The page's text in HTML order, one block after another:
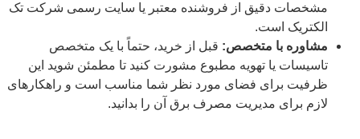
مشخصات دقیق از فروشنده معتبر یا سایت رسمی شرکت تک
الکتریک است.
مشاوره با متخصص: قبل از خرید، حتماً با یک متخصص
تاسیسات یا تهویه مطبوع مشورت کنید تا مطمئن شوید این
ظرفیت برای فضای مورد نظر شما مناسب است و راهکارهای
لازم برای مدیریت مصرف برق آن را بدانید.